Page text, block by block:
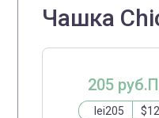
Чашка
205
lei205